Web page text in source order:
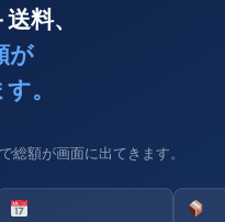
料、
が
。
総額が画面に出てきます。